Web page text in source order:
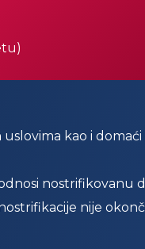
kao i
nostrifikovanu
nije